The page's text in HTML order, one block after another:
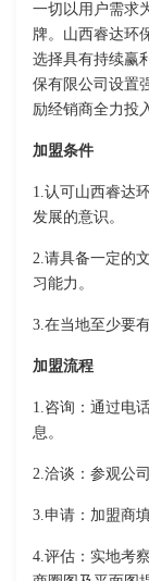
一切以用户需求
牌。山西睿达环
选择具有持续赢
保有限公司设置
励经销商全力投
加盟条件
1.认可山西睿达
发展的意识。
2.请具备一定的
习能力。
3.在当地至少要
加盟流程
1.咨询：通过电
息。
2.洽谈：参观公
3.申请：加盟商
4.评估：实地考